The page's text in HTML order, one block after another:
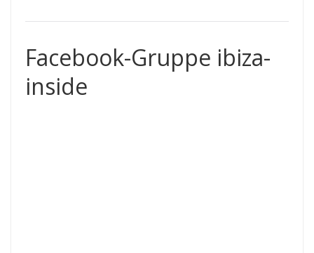
Facebook-Gruppe ibiza-
inside